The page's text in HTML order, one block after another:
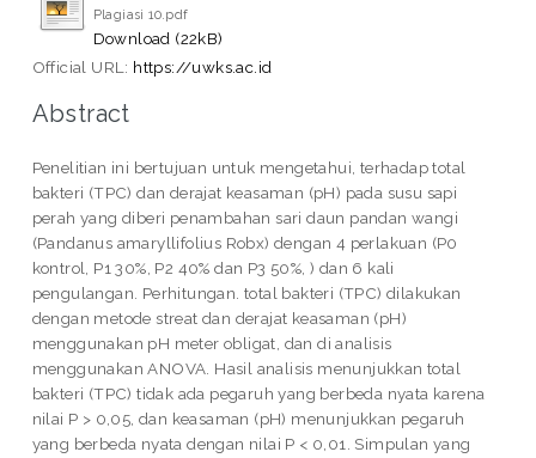
Plagiasi 10.pdf
Download (22kB)
Official URL: https://uwks.ac.id
Abstract
Penelitian ini bertujuan untuk mengetahui, terhadap total
bakteri (TPC) dan derajat keasaman (pH) pada susu sapi
perah yang diberi penambahan sari daun pandan wangi
(Pandanus amaryllifolius Robx) dengan 4 perlakuan (P0
kontrol, P1 30%, P2 40% dan P3 50%, ) dan 6 kali
pengulangan. Perhitungan. total bakteri (TPC) dilakukan
dengan metode streat dan derajat keasaman (pH)
menggunakan pH meter obligat, dan di analisis
menggunakan ANOVA. Hasil analisis menunjukkan total
bakteri (TPC) tidak ada pegaruh yang berbeda nyata karena
nilai P > 0,05, dan keasaman (pH) menunjukkan pegaruh
yang berbeda nyata dengan nilai P < 0,01. Simpulan yang